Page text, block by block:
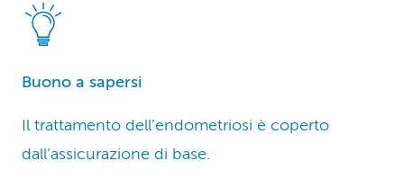
Buono a sapersi
Il trattamento dell’endometriosi è coperto
dall’assicurazione di base.